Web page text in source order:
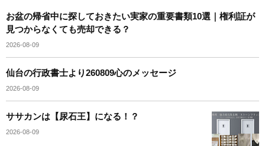
お盆の帰省中に探しておきたい実家の重要書類10選｜権利証が
見つからなくても売却できる？
2026-08-09
仙台の行政書士より260809心のメッセージ
2026-08-09
ササカンは【尿石王】になる！？
2026-08-09